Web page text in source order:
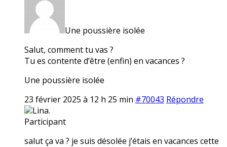
Une poussière isolée
Salut, comment tu vas ?
Tu es contente d’être (enfin) en vacances ?
Une poussière isolée
23 février 2025 à 12 h 25 min #70043 Répondre
Lina.
Participant
salut ça va ? je suis désolée j’étais en vacances cette